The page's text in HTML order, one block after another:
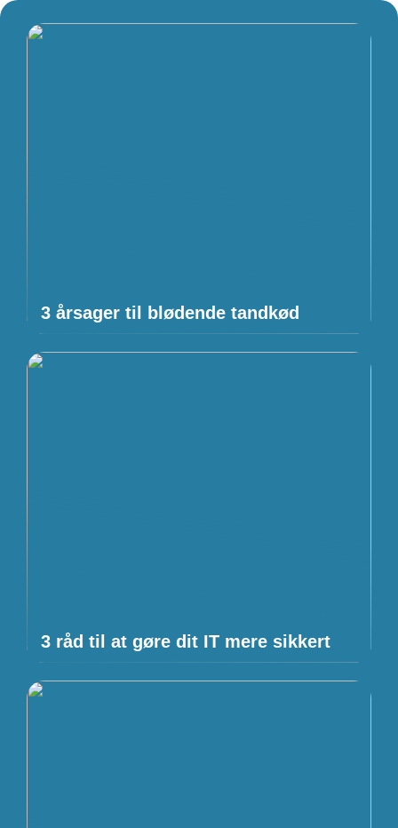
3 årsager til blødende tandkød
3 råd til at gøre dit IT mere sikkert